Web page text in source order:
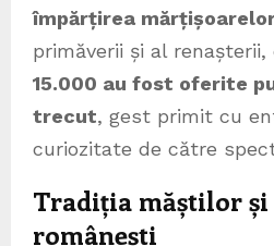
împărțirea
primăverii și al
15.000 au fost oferite
trecut, gest primit cu
curiozitate de către
Tradiția măștilor
românești